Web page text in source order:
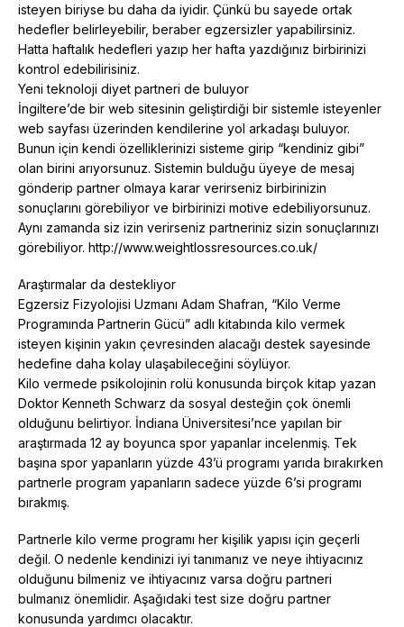
isteyen biriyse bu daha da iyidir. Çünkü bu sayede ortak
hedefler belirleyebilir, beraber egzersizler yapabilirsiniz.
Hatta haftalık hedefleri yazıp her hafta yazdığınız birbirinizi
kontrol edebilirisiniz.
Yeni teknoloji diyet partneri de buluyor
İngiltere’de bir web sitesinin geliştirdiği bir sistemle isteyenler
web sayfası üzerinden kendilerine yol arkadaşı buluyor.
Bunun için kendi özelliklerinizi sisteme girip “kendiniz gibi”
olan birini arıyorsunuz. Sistemin bulduğu üyeye de mesaj
gönderip partner olmaya karar verirseniz birbirinizin
sonuçlarını görebiliyor ve birbirinizi motive edebiliyorsunuz.
Aynı zamanda siz izin verirseniz partneriniz sizin sonuçlarınızı
görebiliyor. http://www.weightlossresources.co.uk/
Araştırmalar da destekliyor
Egzersiz Fizyolojisi Uzmanı Adam Shafran, “Kilo Verme
Programında Partnerin Gücü” adlı kitabında kilo vermek
isteyen kişinin yakın çevresinden alacağı destek sayesinde
hedefine daha kolay ulaşabileceğini söylüyor.
Kilo vermede psikolojinin rolü konusunda birçok kitap yazan
Doktor Kenneth Schwarz da sosyal desteğin çok önemli
olduğunu belirtiyor. İndiana Üniversitesi’nce yapılan bir
araştırmada 12 ay boyunca spor yapanlar incelenmiş. Tek
başına spor yapanların yüzde 43’ü programı yarıda bırakırken
partnerle program yapanların sadece yüzde 6’si programı
bırakmış.
Partnerle kilo verme programı her kişilik yapısı için geçerli
değil. O nedenle kendinizi iyi tanımanız ve neye ihtiyacınız
olduğunu bilmeniz ve ihtiyacınız varsa doğru partneri
bulmanız önemlidir. Aşağıdaki test size doğru partner
konusunda yardımcı olacaktır.